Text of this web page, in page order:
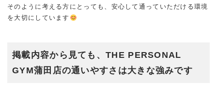
そのように考える方にとっても、安心して通っていただける環境
を大切にしています
掲載内容から見ても、THE PERSONAL
GYM蒲田店の通いやすさは大きな強みです